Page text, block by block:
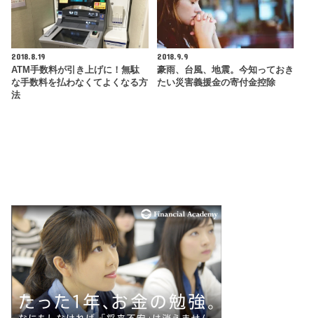
2018.8.19
ATM手数料が引き上げに！無駄
な手数料を払わなくてよくなる方
法
2018.9.9
豪雨、台風、地震。今知っておき
たい災害義援金の寄付金控除